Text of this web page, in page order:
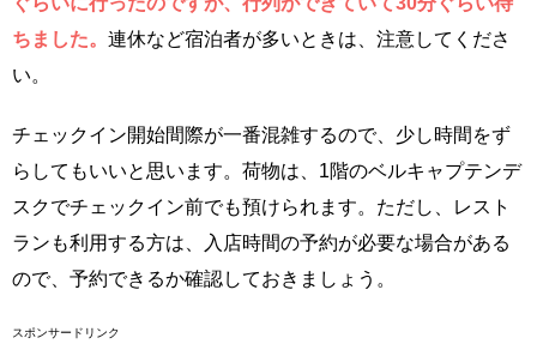
ちました。 連休など宿泊者が多いときは、注意してくださ
い。
チェックイン開始間際が一番混雑するので、少し時間をず
らしてもいいと思います。荷物は、1階のベルキャプテンデ
スクでチェックイン前でも預けられます。ただし、レスト
ランも利用する方は、入店時間の予約が必要な場合がある
ので、予約できるか確認しておきましょう。
スポンサードリンク